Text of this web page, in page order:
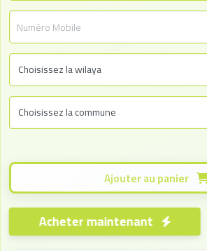
Acheter maintenant